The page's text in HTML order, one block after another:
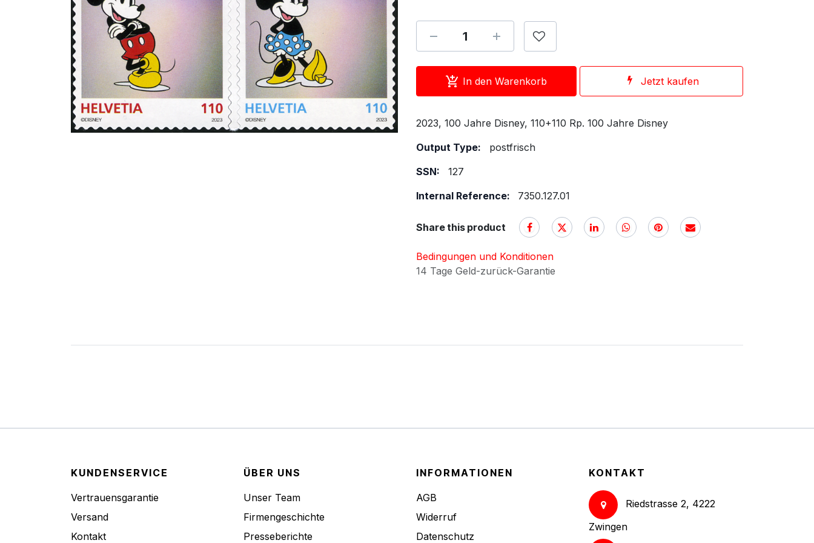
In den Warenkorb Jetzt kaufen
2023, 100 Jahre Disney, 110+110 Rp. 100 Jahre Disney
Output Type:
postfrisch
SSN:
127
Internal Reference:
7350.127.01
Share this product
Bedingungen und Konditionen
14 Tage Geld-zurück-Garantie
KUNDENSERVICE
Vertrauensgarantie
Versand
Kontakt
ÜBER UNS
Unser Team
Firmengeschichte
Presseberichte
INFORMATIONEN
AGB
Widerruf
Datenschutz
KONTAKT
Riedstrasse 2, 4222
Zwingen